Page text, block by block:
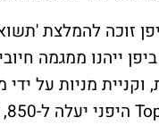
ייהנו ממגמה
וקניית מניות על